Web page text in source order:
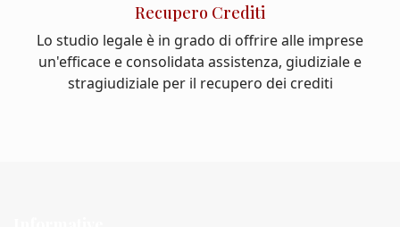
Recupero Crediti
Lo studio legale è in grado di offrire alle imprese
un'efficace e consolidata assistenza, giudiziale e
stragiudiziale per il recupero dei crediti